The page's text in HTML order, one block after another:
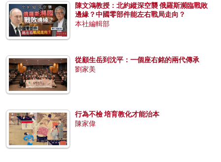
陳文鴻教授：北約縱深空襲 俄羅斯瀕臨戰敗
邊緣？中國零部件能左右戰局走向？
本社編輯部
從顧生岳到沈平：一個座右銘的兩代傳承
劉家美
行為不檢 培育教化才能治本
陳家偉